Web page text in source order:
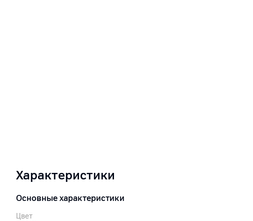
Характеристики
Основные характеристики
Цвет